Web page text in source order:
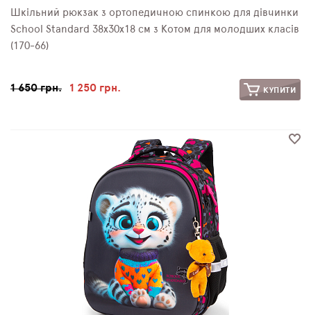
Шкільний рюкзак з ортопедичною спинкою для дівчинки
School Standard 38х30х18 см з Котом для молодших класів
(170-66)
1 650 грн. 1 250 грн. КУПИТИ